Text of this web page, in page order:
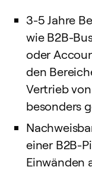
3-5 Jahre
wie B2B-
oder
den
Vertrieb
besonders
einer B2B-
Einwänden